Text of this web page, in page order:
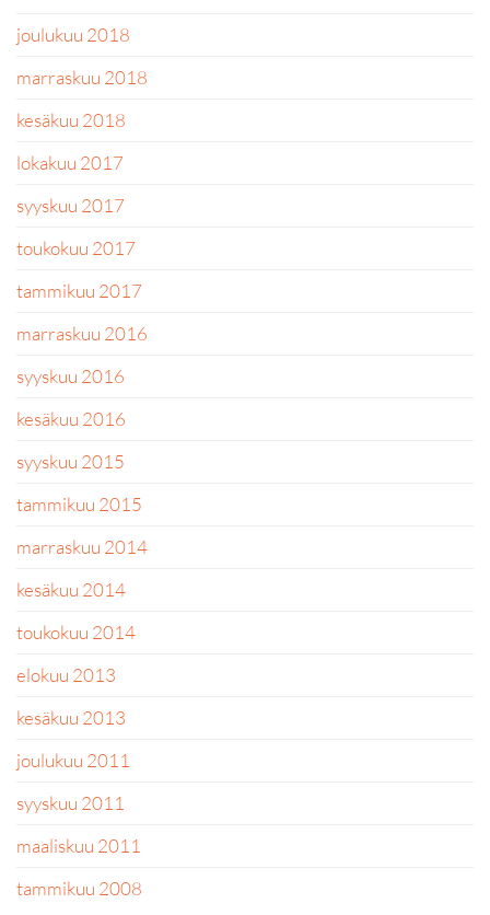
joulukuu 2018
marraskuu 2018
kesäkuu 2018
lokakuu 2017
syyskuu 2017
toukokuu 2017
tammikuu 2017
marraskuu 2016
syyskuu 2016
kesäkuu 2016
syyskuu 2015
tammikuu 2015
marraskuu 2014
kesäkuu 2014
toukokuu 2014
elokuu 2013
kesäkuu 2013
joulukuu 2011
syyskuu 2011
maaliskuu 2011
tammikuu 2008